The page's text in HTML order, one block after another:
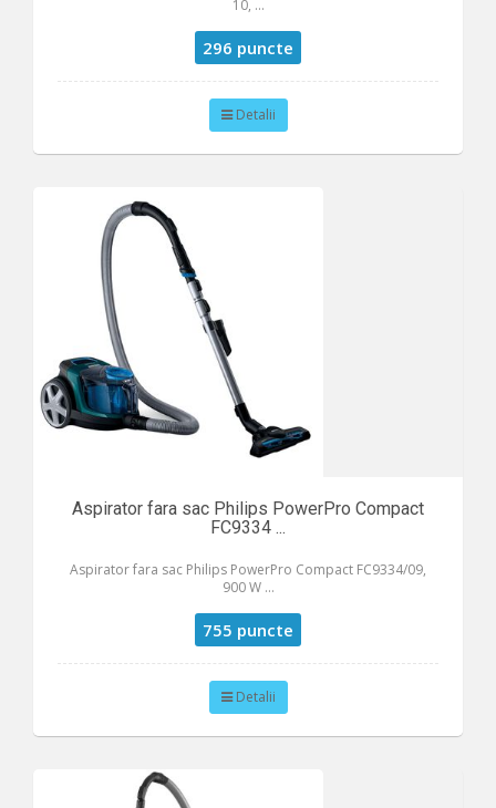
10, ...
296 puncte
Detalii
Aspirator fara sac Philips PowerPro Compact
FC9334 ...
Aspirator fara sac Philips PowerPro Compact FC9334/09,
900 W ...
755 puncte
Detalii